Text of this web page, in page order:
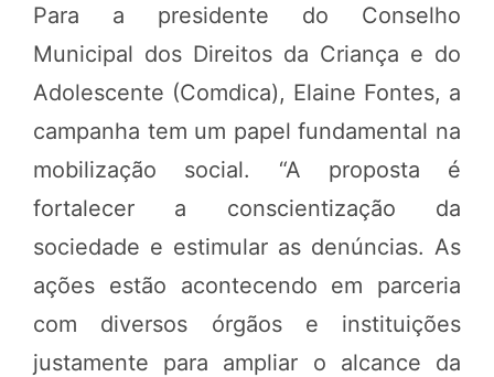
Para a presidente do Conselho
Municipal dos Direitos da Criança e do
Adolescente (Comdica), Elaine Fontes, a
campanha tem um papel fundamental na
mobilização social. “A proposta é
fortalecer a conscientização da
sociedade e estimular as denúncias. As
ações estão acontecendo em parceria
com diversos órgãos e instituições
justamente para ampliar o alcance da